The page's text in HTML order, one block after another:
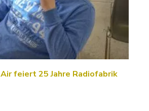
feiert 25 Jahre Radiofabrik